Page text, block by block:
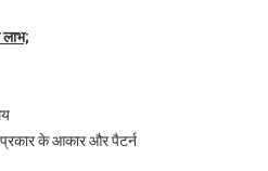
के आकार और पैटर्न